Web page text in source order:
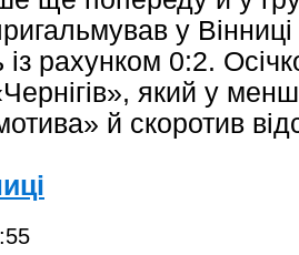
у
рахунком 0:2.
який у
й скоротив